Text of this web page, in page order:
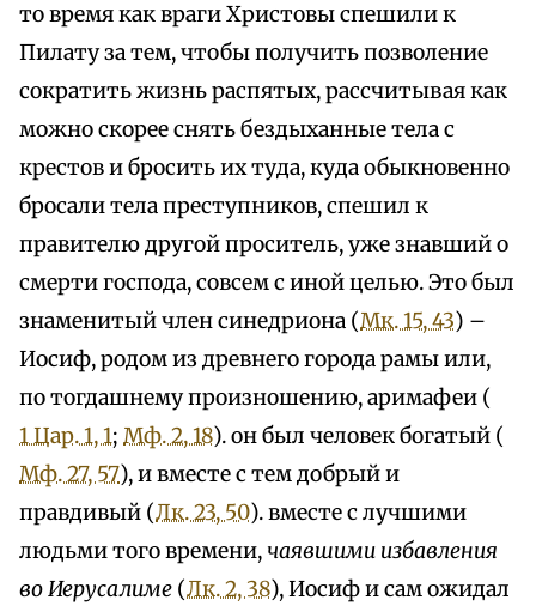
то время как враги Христовы спешили к
Пилату за тем, чтобы получить позволение
сократить жизнь распятых, рассчитывая как
можно скорее снять бездыханные тела с
крестов и бросить их туда, куда обыкновенно
бросали тела преступников, спешил к
правителю другой проситель, уже знавший о
смерти господа, совсем с иной целью. Это был
знаменитый член синедриона (Мк. 15, 43) –
Иосиф, родом из древнего города рамы или,
по тогдашнему произношению, аримафеи (
1 Цар. 1, 1; Мф. 2, 18). он был человек богатый (
Мф. 27, 57), и вместе с тем добрый и
правдивый (Лк. 23, 50). вместе с лучшими
людьми того времени,чаявшими избавления
во Иерусалиме (Лк. 2, 38), Иосиф и сам ожидал